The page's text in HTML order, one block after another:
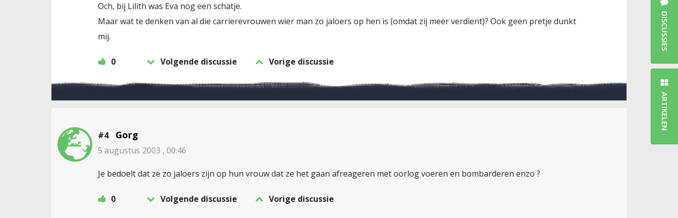
Och, bij Lilith was Eva nog een schatje.
Maar wat te denken van al die carrierevrouwen wier man zo jaloers op hen is (omdat zij meer verdient)? Ook geen pretje dunkt
mij.
0 Volgende discussie Vorige discussie
#4 Gorg
5 augustus 2003 , 00:46
Je bedoelt dat ze zo jaloers zijn op hun vrouw dat ze het gaan afreageren met oorlog voeren en bombarderen enzo ?
0 Volgende discussie Vorige discussie
DISCUSSIES
ARTIKELEN